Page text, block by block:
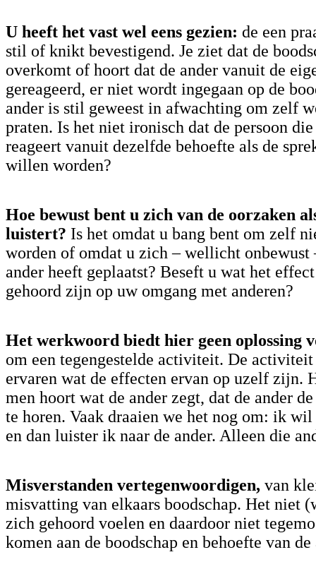
U heeft het vast wel eens gezien: de een
stil of knikt bevestigend. Je ziet dat de
overkomt of hoort dat de ander vanuit de
gereageerd, er niet wordt ingegaan op de
ander is stil geweest in afwachting om zelf
praten. Is het niet ironisch dat de persoon
reageert vanuit dezelfde behoefte als de
willen worden?
Hoe bewust bent u zich van de oorzaken
luistert? Is het omdat u bang bent om zelf
worden of omdat u zich – wellicht onbewust
ander heeft geplaatst? Beseft u wat het
gehoord zijn op uw omgang met anderen?
Het werkwoord biedt hier geen oplossing
om een tegengestelde activiteit. De
ervaren wat de effecten ervan op uzelf zijn.
men hoort wat de ander zegt, dat de ander
te horen. Vaak draaien we het nog om: ik
en dan luister ik naar de ander. Alleen die
Misverstanden vertegenwoordigen, van
misvatting van elkaars boodschap. Het niet
zich gehoord voelen en daardoor niet
komen aan de boodschap en behoefte van